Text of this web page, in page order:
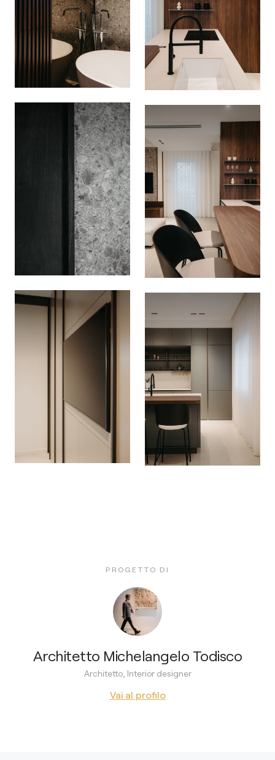
PROGETTO DI
Architetto Michelangelo Todisco
Architetto, Interior designer
Vai al profilo